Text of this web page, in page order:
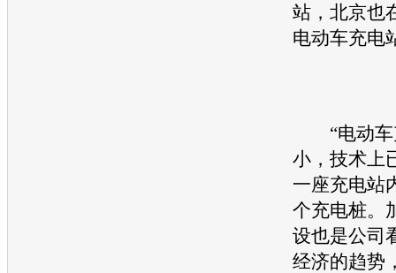
站，北京也
电动车充电
“电动车
小，技术上
一座充电站
个充电桩。
设也是公司
经济的趋势